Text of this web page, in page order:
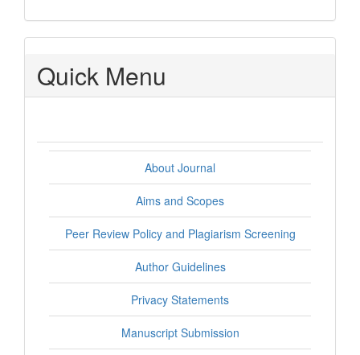
Quick Menu
About Journal
Aims and Scopes
Peer Review Policy and Plagiarism Screening
Author Guidelines
Privacy Statements
Manuscript Submission